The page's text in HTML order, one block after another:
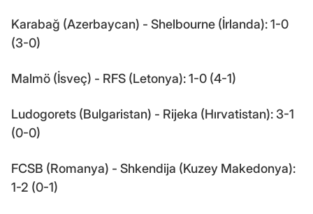
Karabağ (Azerbaycan) - Shelbourne (İrlanda): 1-0
(3-0)
Malmö (İsveç) - RFS (Letonya): 1-0 (4-1)
Ludogorets (Bulgaristan) - Rijeka (Hırvatistan): 3-1
(0-0)
FCSB (Romanya) - Shkendija (Kuzey Makedonya):
1-2 (0-1)